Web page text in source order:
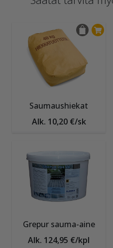
Saumaushiekat
Alk. 10,20 €/sk
Grepur sauma-aine
Alk. 124,95 €/kpl